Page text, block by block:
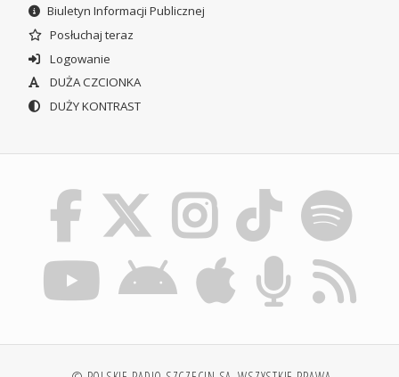
Biuletyn Informacji Publicznej
Posłuchaj teraz
Logowanie
DUŻA CZCIONKA
DUŻY KONTRAST